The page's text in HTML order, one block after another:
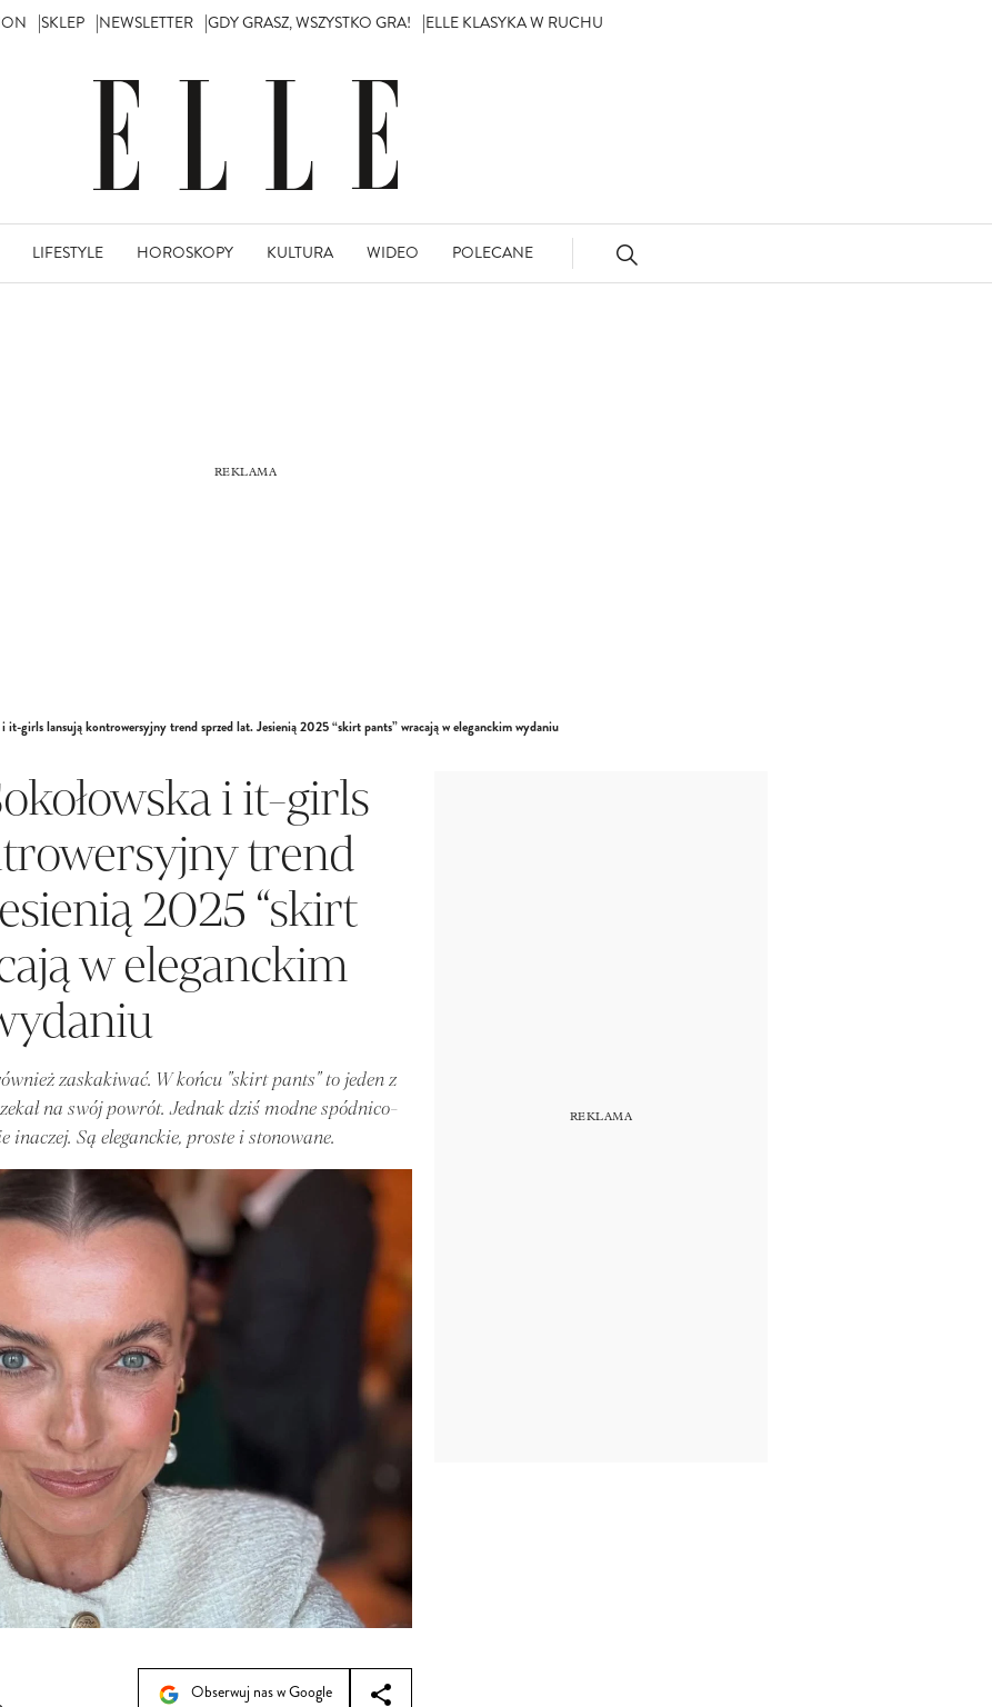
SKLEP NEWSLETTER GDY GRASZ, WSZYSTKO GRA! ELLE KLASYKA W RUCHU
LIFESTYLE HOROSKOPY KULTURA WIDEO POLECANE
i it-girls lansują kontrowersyjny trend sprzed lat. Jesienią 2025 “skirt pants” wracają w eleganckim wydaniu
i it-girls
trend
2025 “skirt
w eleganckim
zaskakiwać. W końcu "skirt pants" to jeden z
na swój powrót. Jednak dziś modne spódnico-
inaczej. Są eleganckie, proste i stonowane.
Obserwuj nas w Google